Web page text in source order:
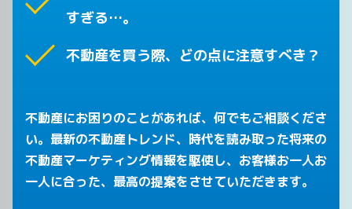
すぎる…。
不動産を買う際、どの点に注意すべき？
不動産にお困りのことがあれば、何でもご相談くださ
い。最新の不動産トレンド、時代を読み取った将来の
不動産マーケティング情報を駆使し、お客様お一人お
一人に合った、最高の提案をさせていただきます。